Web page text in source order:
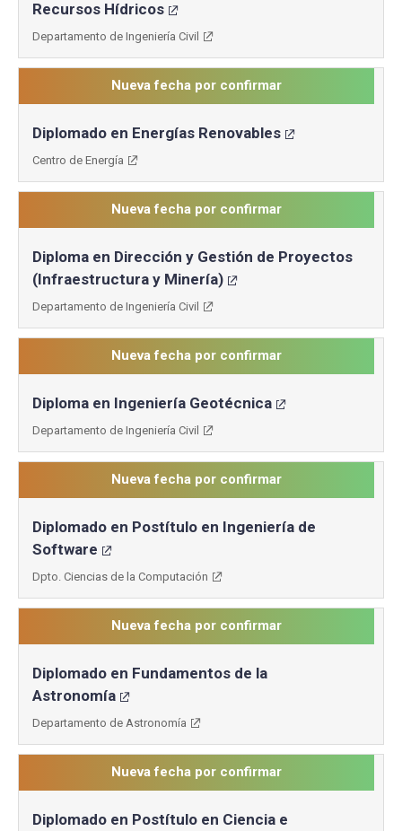
Recursos Hídricos
Departamento de Ingeniería Civil
Nueva fecha por confirmar
Diplomado en Energías Renovables
Centro de Energía
Nueva fecha por confirmar
Diploma en Dirección y Gestión de Proyectos
(Infraestructura y Minería)
Departamento de Ingeniería Civil
Nueva fecha por confirmar
Diploma en Ingeniería Geotécnica
Departamento de Ingeniería Civil
Nueva fecha por confirmar
Diplomado en Postítulo en Ingeniería de
Software
Dpto. Ciencias de la Computación
Nueva fecha por confirmar
Diplomado en Fundamentos de la
Astronomía
Departamento de Astronomía
Nueva fecha por confirmar
Diplomado en Postítulo en Ciencia e